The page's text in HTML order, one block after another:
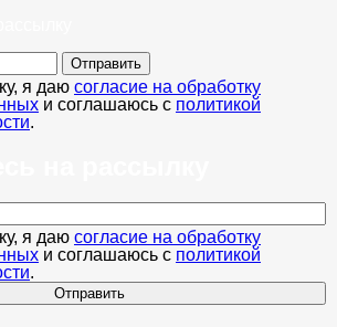
Отправить
я даю согласие на обработку
и соглашаюсь с политикой
.
я даю согласие на обработку
и соглашаюсь с политикой
.
Отправить